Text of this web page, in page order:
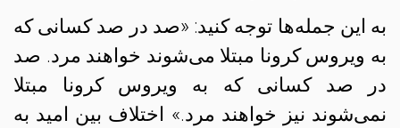
به این جمله‌ها توجه کنید: «صد در صد کسانی که
به ویروس کرونا مبتلا می‌شوند خواهند مرد. صد
در صد کسانی که به ویروس کرونا مبتلا
نمی‌شوند نیز خواهند مرد.» اختلاف بین امید به